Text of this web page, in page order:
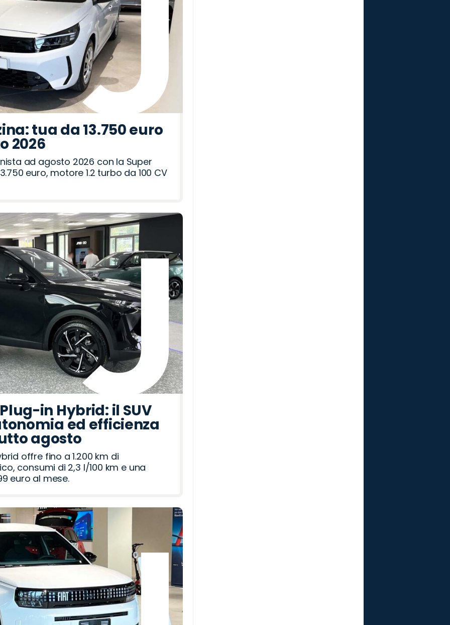
tua da 13.750 euro
2026
ad agosto 2026 con la Super
euro, motore 1.2 turbo da 100 CV
in Hybrid: il SUV
ed efficienza
agosto
offre fino a 1.200 km di
consumi di 2,3 l/100 km e una
euro al mese.